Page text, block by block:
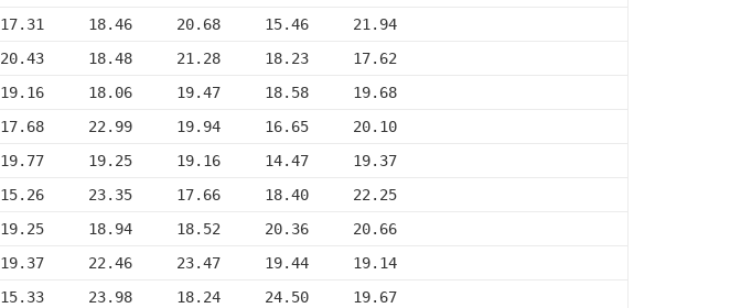
17.31     18.46     20.68     15.46     21.94
20.43     18.48     21.28     18.23     17.62
19.16     18.06     19.47     18.58     19.68
17.68     22.99     19.94     16.65     20.10
19.77     19.25     19.16     14.47     19.37
15.26     23.35     17.66     18.40     22.25
19.25     18.94     18.52     20.36     20.66
19.37     22.46     23.47     19.44     19.14
15.33     23.98     18.24     24.50     19.67